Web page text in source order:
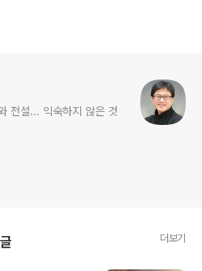
전설... 익숙하지 않은 것
더보기